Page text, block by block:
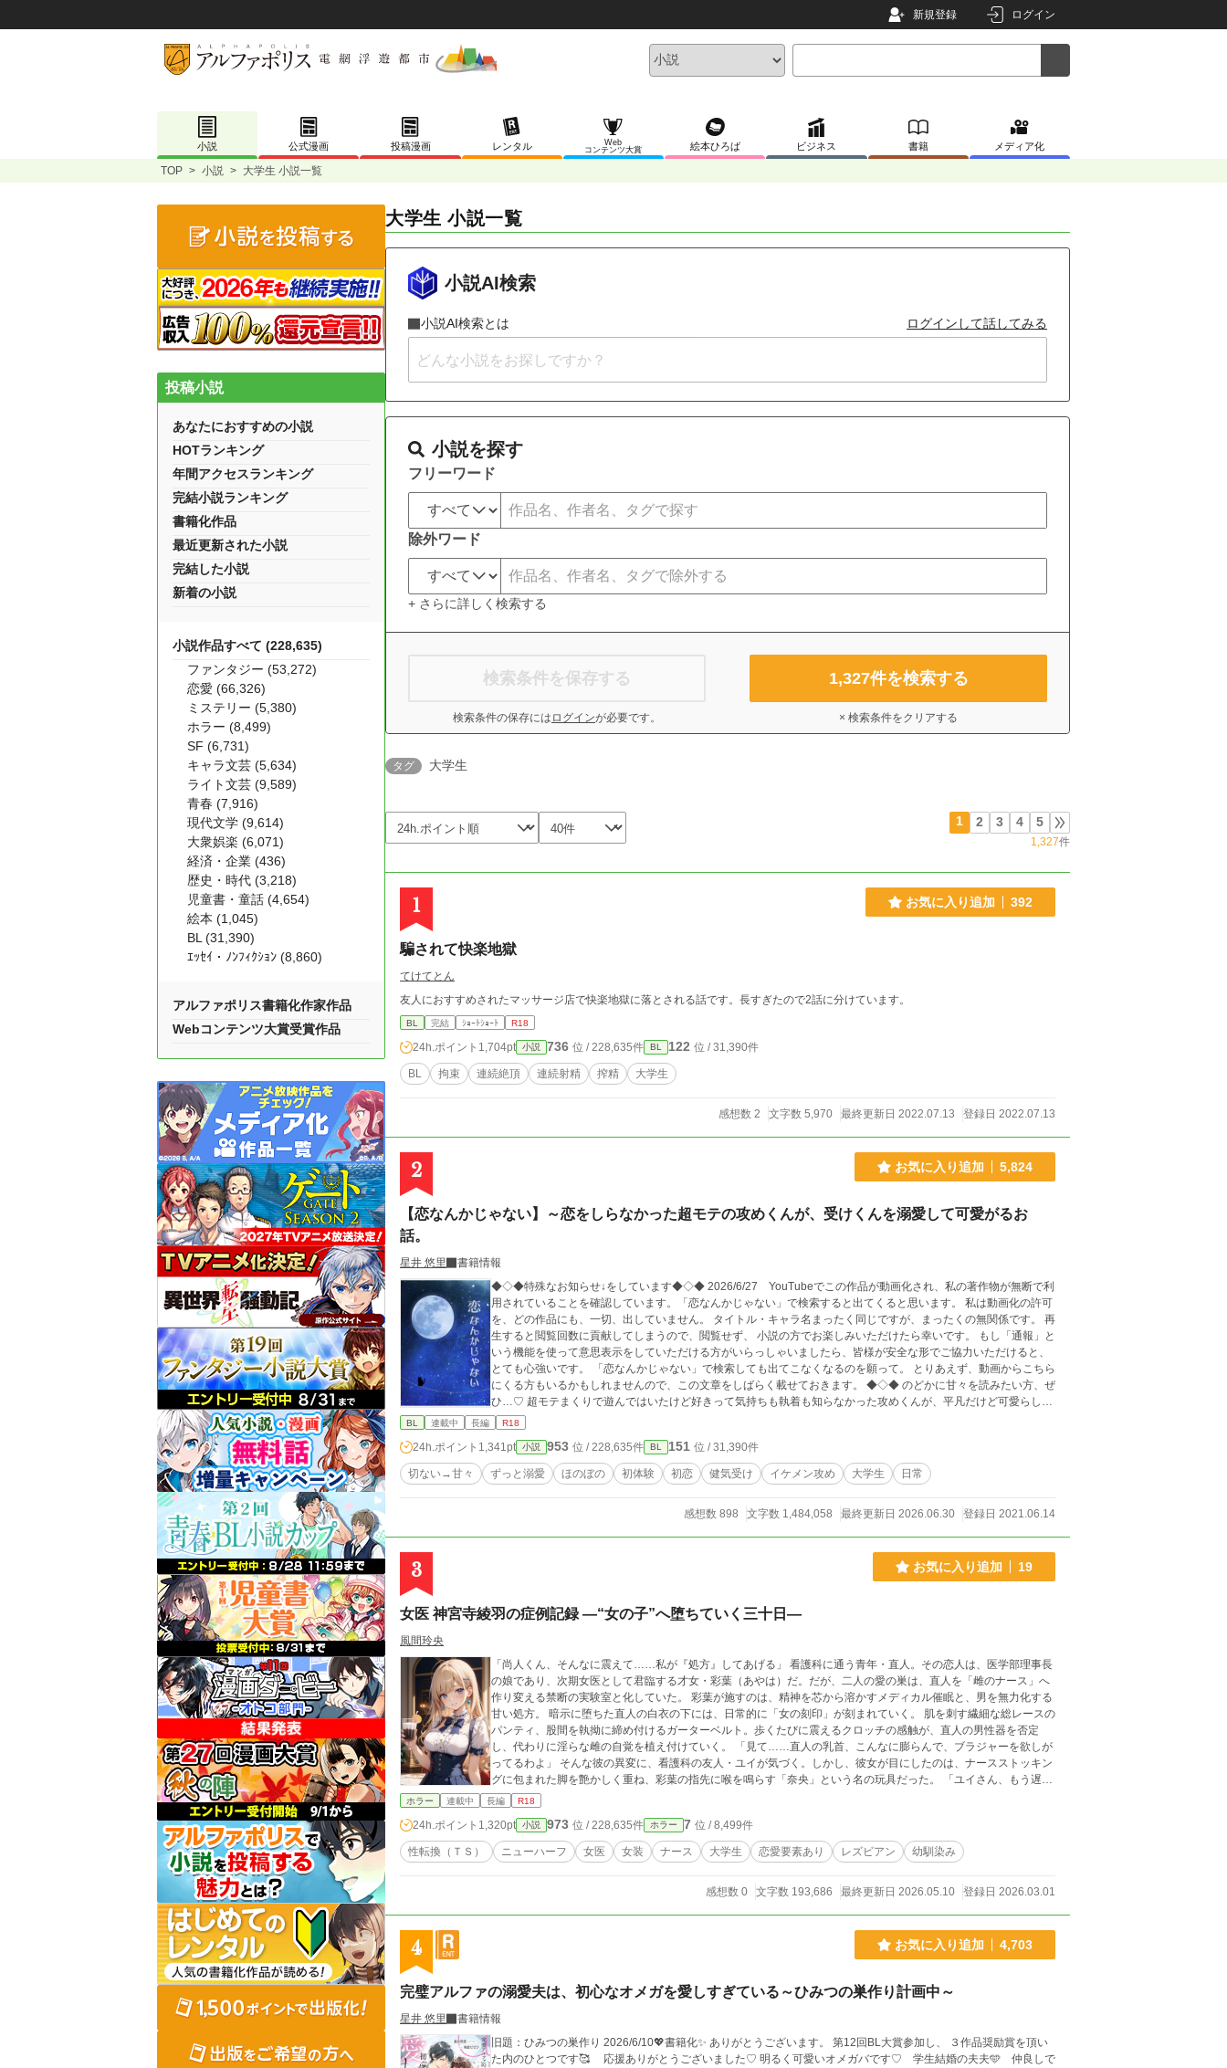
新規登録 ログイン
小説 公式漫画 投稿漫画 レンタル
Web
コンテンツ大賞
絵本ひろば ビジネス 書籍 メディア化
TOP > 小説 > 大学生 小説一覧
大学生 小説一覧
小説AI検索
小説AI検索とは ログインして話してみる
小説を探す
フリーワード
除外ワード
+ さらに詳しく検索する
検索条件を保存する
検索条件の保存には ログインが必要です。
1,327件を検索する
× 検索条件をクリアする
タグ 大学生
1 2 3 4 5
1,327件
1 お気に入り追加 392
騙されて快楽地獄
てけてとん
友人におすすめされたマッサージ店で快楽地獄に落とされる話です。長すぎたので2話に分けています。
BL 完結 ｼｮｰﾄｼｮｰﾄ R18
24h.ポイント 1,704pt 小説 736 位 / 228,635件 BL 122 位 / 31,390件
BL 拘束 連続絶頂 連続射精 搾精 大学生
感想数 2 文字数 5,970 最終更新日 2022.07.13 登録日 2022.07.13
2 お気に入り追加 5,824
【恋なんかじゃない】～恋をしらなかった超モテの攻めくんが、受けくんを溺愛して可愛がるお
話。
星井 悠里
書籍情報
◆◇◆特殊なお知らせ↓をしています◆◇◆ 2026/6/27 YouTubeでこの作品が動画化され、私の著作物が無断で利
用されていることを確認しています。「恋なんかじゃない」で検索すると出てくると思います。 私は動画化の許可
を、どの作品にも、一切、出していません。 タイトル・キャラ名まったく同じですが、まったくの無関係です。 再
生すると閲覧回数に貢献してしまうので、閲覧せず、 小説の方でお楽しみいただけたら幸いです。 もし「通報」と
いう機能を使って意思表示をしていただける方がいらっしゃいましたら、皆様が安全な形でご協力いただけると、
とても心強いです。 「恋なんかじゃない」で検索しても出てこなくなるのを願って。 とりあえず、動画からこちら
にくる方もいるかもしれませんので、この文章をしばらく載せておきます。 ◆◇◆ のどかに甘々を読みたい方、ぜ
ひ…♡ 超モテまくりで遊んではいたけど好きって気持ちも執着も知らなかった攻めくんが、平凡だけど可愛らしい
受けくんを好きになって執着も知って、これ以上ない位、猫可愛がりに可愛がるお話です(*´艸`*)♡ 中の皆、ちょっ
しんで頂けたら嬉しいです。 お気にいり登録＆感想を頂けると更新気力upします(*'ω'*)♡ 匿名がよろしければ、Tw
itterのマシュマロから♡ 頂けると嬉しいです♡ モロツヨシさまの「人間(男)メーカー(仮)」で、キャラのイメージ
を作らせて頂きました。 ◇ ◇ ◇ ◇ あまもあもさま に描いて頂いた素敵な表紙を大賞期間だけ公開してます
BL 連載中 長編 R18
24h.ポイント 1,341pt 小説 953 位 / 228,635件 BL 151 位 / 31,390件
切ない→甘々 ずっと溺愛 ほのぼの 初体験 初恋 健気受け イケメン攻め 大学生 日常
感想数 898 文字数 1,484,058 最終更新日 2026.06.30 登録日 2021.06.14
3 お気に入り追加 19
女医 神宮寺綾羽の症例記録 ―“女の子”へ堕ちていく三十日―
風間玲央
「尚人くん、そんなに震えて……私が『処方』してあげる」 看護科に通う青年・直人。その恋人は、医学部理事長
の娘であり、次期女医として君臨する才女・彩葉（あやは）だ。だが、二人の愛の巣は、直人を「雌のナース」へ
作り変える禁断の実験室と化していた。 彩葉が施すのは、精神を芯から溶かすメディカル催眠と、男を無力化する
甘い処方。 暗示に堕ちた直人の白衣の下には、日常的に「女の刻印」が刻まれていく。 肌を刺す繊細な総レースの
パンティ、股間を執拗に締め付けるガーターベルト。歩くたびに震えるクロッチの感触が、直人の男性器を否定
し、代わりに淫らな雌の自覚を植え付けていく。 「見て……直人の乳首、こんなに膨らんで、ブラジャーを欲しが
ってるわよ」 そんな彼の異変に、看護科の友人・ユイが気づく。しかし、彼女が目にしたのは、ナースストッキン
グに包まれた脚を艶かしく重ね、彩葉の指先に喉を鳴らす「奈央」という名の玩具だった。 「ユイさん、もう遅い
わ。この子の身体も心も、私の愛欲（メス）で完全に解剖済みよ」 あどけない悲鳴を上げ、女の下着の中で愛液に
改造の果てに待つ、禁断の性転換（オペ）が今、始まる。
ホラー 連載中 長編 R18
24h.ポイント 1,320pt 小説 973 位 / 228,635件 ホラー 7 位 / 8,499件
性転換（ＴＳ） ニューハーフ 女医 女装 ナース 大学生 恋愛要素あり レズビアン 幼馴染み
感想数 0 文字数 193,686 最終更新日 2026.05.10 登録日 2026.03.01
4 お気に入り追加 4,703
完璧アルファの溺愛夫は、初心なオメガを愛しすぎている～ひみつの巣作り計画中～
星井 悠里
書籍情報
旧題：ひみつの巣作り 2026/6/10💖書籍化✨ ありがとうございます。 第12回BL大賞参加し、 ３作品奨励賞を頂い
た内のひとつです🥰 応援ありがとうございました♡ 明るく可愛いオメガバです♡ 学生結婚の夫夫🩵 仲良しで
投稿小説
あなたにおすすめの小説
HOTランキング
年間アクセスランキング
完結小説ランキング
書籍化作品
最近更新された小説
完結した小説
新着の小説
小説作品すべて (228,635)
ファンタジー (53,272)
恋愛 (66,326)
ミステリー (5,380)
ホラー (8,499)
SF (6,731)
キャラ文芸 (5,634)
ライト文芸 (9,589)
青春 (7,916)
現代文学 (9,614)
大衆娯楽 (6,071)
経済・企業 (436)
歴史・時代 (3,218)
児童書・童話 (4,654)
絵本 (1,045)
BL (31,390)
ｴｯｾｲ・ﾉﾝﾌｨｸｼｮﾝ (8,860)
アルファポリス書籍化作家作品
Webコンテンツ大賞受賞作品